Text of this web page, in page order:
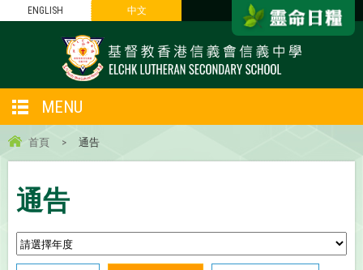
ENGLISH 中文
MENU
首頁 > 通告
通告